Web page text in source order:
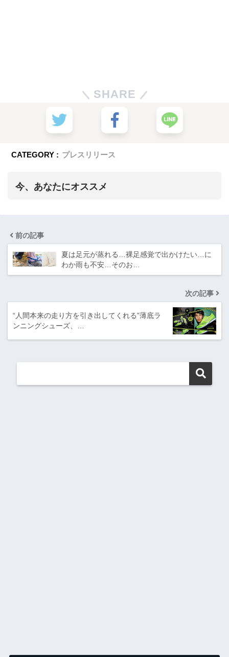
SHARE
CATEGORY : プレスリリース
今、あなたにオススメ
前の記事
夏は足元が蒸れる…裸足感覚で出かけたい…に
わか雨も不安…そのお…
次の記事
“人間本来の走り方を引き出してくれる”薄底ラ
ンニングシューズ、…